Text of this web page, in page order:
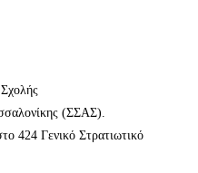
(ΣΣΑΣ).
424 Γενικό Στρατιωτικό